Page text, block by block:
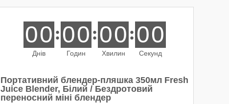
00
Днів
00
Годин
00
Хвилин
00
Секунд
Портативний блендер-пляшка 350мл Fresh
Juice Blender, Білий / Бездротовий
переносний міні блендер